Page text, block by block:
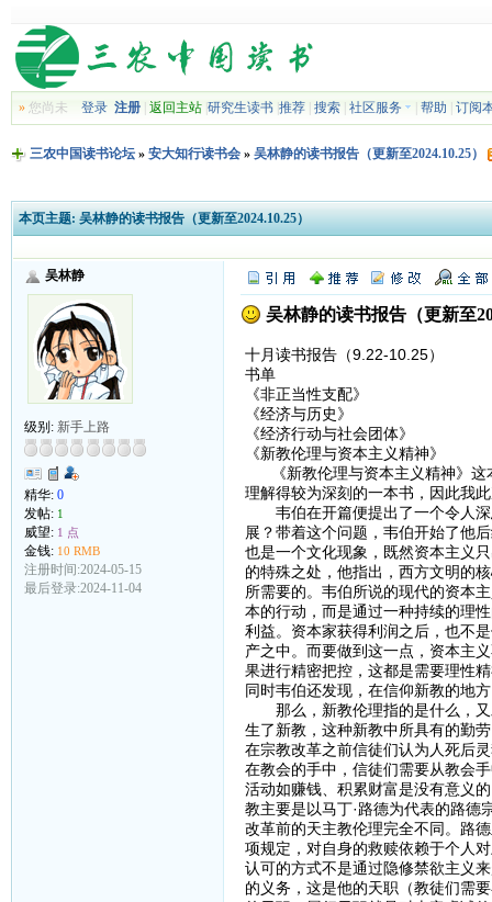
»您尚未 登录 注册| 返回主站| 研究生读书| 推荐| 搜索| 社区服务 帮助 订阅
三农中国读书论坛» 安大知行读书会» 吴林静的读书报告（更新至2024.10.25）
本页主题: 吴林静的读书报告（更新至2024.10.25）
吴林静
级别: 新手上路
精华: 0
发帖: 1
威望: 1 点
金钱: 10 RMB
注册时间:2024-05-15
最后登录:2024-11-04
吴林静的读书报告（更新至
十月读书报告（9.22-10.25）
书单
《非正当性支配》
《经济与历史》
《经济行动与社会团体》
《新教伦理与资本主义精神》
《新教伦理与资本主义精神》这
理解得较为深刻的一本书，因此我
韦伯在开篇便提出了一个令人深
展？带着这个问题，韦伯开始了他
也是一个文化现象，既然资本主义
的特殊之处，他指出，西方文明的
所需要的。韦伯所说的现代的资本
本的行动，而是通过一种持续的理
利益。资本家获得利润之后，也不
产之中。而要做到这一点，资本主
果进行精密把控，这都是需要理性
同时韦伯还发现，在信仰新教的地
那么，新教伦理指的是什么，又
生了新教，这种新教中所具有的勤
在宗教改革之前信徒们认为人死后
在教会的手中，信徒们需要从教会
活动如赚钱、积累财富是没有意义
教主要是以马丁·路德为代表的路德
改革前的天主教伦理完全不同。路
项规定，对自身的救赎依赖于个人
认可的方式不是通过隐修禁欲主义
的义务，这是他的天职（教徒们需